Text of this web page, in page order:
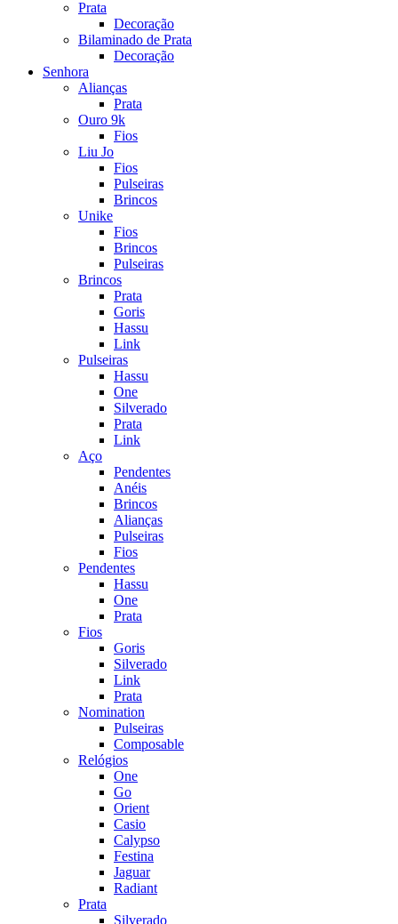
Prata
Decoração
Bilaminado de Prata
Decoração
Senhora
Alianças
Prata
Ouro 9k
Fios
Liu Jo
Fios
Pulseiras
Brincos
Unike
Fios
Brincos
Pulseiras
Brincos
Prata
Goris
Hassu
Link
Pulseiras
Hassu
One
Silverado
Prata
Link
Aço
Pendentes
Anéis
Brincos
Alianças
Pulseiras
Fios
Pendentes
Hassu
One
Prata
Fios
Goris
Silverado
Link
Prata
Nomination
Pulseiras
Composable
Relógios
One
Go
Orient
Casio
Calypso
Festina
Jaguar
Radiant
Prata
Silverado